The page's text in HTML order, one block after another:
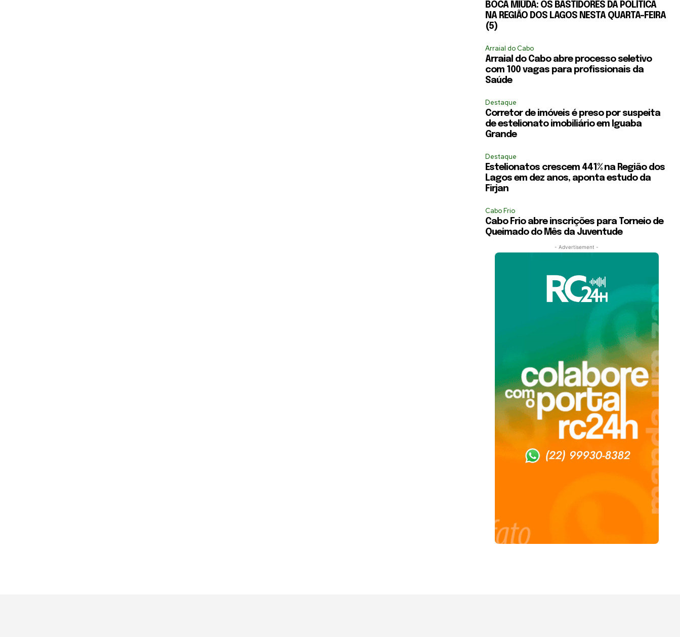
BOCA MIÚDA: OS BASTIDORES DA POLÍTICA
NA REGIÃO DOS LAGOS NESTA QUARTA-FEIRA
(5)
Arraial do Cabo
Arraial do Cabo abre processo seletivo
com 100 vagas para profissionais da
Saúde
Destaque
Corretor de imóveis é preso por suspeita
de estelionato imobiliário em Iguaba
Grande
Destaque
Estelionatos crescem 441% na Região dos
Lagos em dez anos, aponta estudo da
Firjan
Cabo Frio
Cabo Frio abre inscrições para Torneio de
Queimado do Mês da Juventude
- Advertisement -